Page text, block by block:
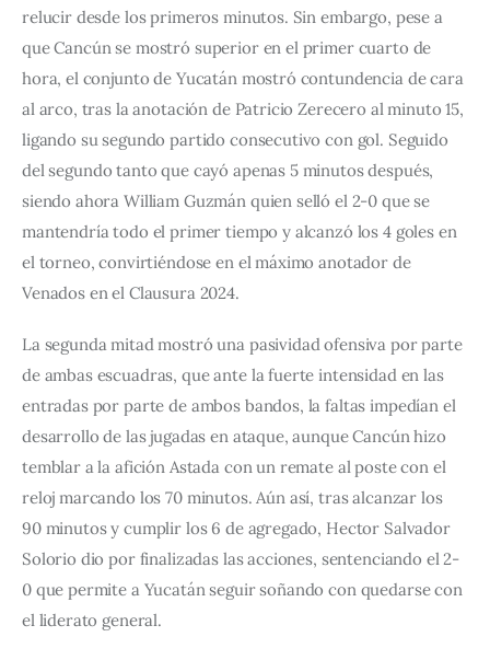
relucir desde los primeros minutos. Sin embargo, pese a
que Cancún se mostró superior en el primer cuarto de
hora, el conjunto de Yucatán mostró contundencia de cara
al arco, tras la anotación de Patricio Zerecero al minuto 15,
ligando su segundo partido consecutivo con gol. Seguido
del segundo tanto que cayó apenas 5 minutos después,
siendo ahora William Guzmán quien selló el 2-0 que se
mantendría todo el primer tiempo y alcanzó los 4 goles en
el torneo, convirtiéndose en el máximo anotador de
Venados en el Clausura 2024.
La segunda mitad mostró una pasividad ofensiva por parte
de ambas escuadras, que ante la fuerte intensidad en las
entradas por parte de ambos bandos, la faltas impedían el
desarrollo de las jugadas en ataque, aunque Cancún hizo
temblar a la afición Astada con un remate al poste con el
reloj marcando los 70 minutos. Aún así, tras alcanzar los
90 minutos y cumplir los 6 de agregado, Hector Salvador
Solorio dio por finalizadas las acciones, sentenciando el 2-
0 que permite a Yucatán seguir soñando con quedarse con
el liderato general.